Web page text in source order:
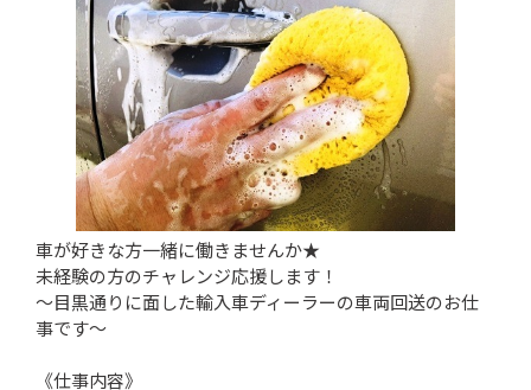
車が好きな方一緒に働きませんか★
未経験の方のチャレンジ応援します！
～目黒通りに面した輸入車ディーラーの車両回送のお仕
事です～
《仕事内容》